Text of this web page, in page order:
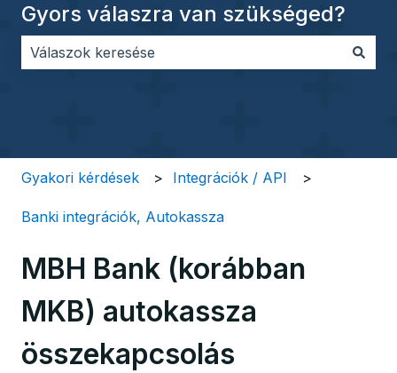
Gyors válaszra van szükséged?
Gyakori kérdések Integrációk / API
Banki integrációk, Autokassza
MBH Bank (korábban
MKB) autokassza
összekapcsolás